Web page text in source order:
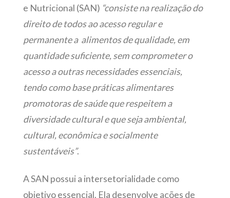
e Nutricional (SAN) “consiste narealização do
direito de todos ao acesso regular e
permanente a alimentos de qualidade, em
quantidade suficiente, sem comprometer o
acesso a outras necessidades essenciais,
tendo como base práticas alimentares
promotoras de saúde que respeitem a
diversidade cultural e que seja ambiental,
cultural, econômica e socialmente
sustentáveis”.
A SAN possui a intersetorialidade como
objetivo essencial. Ela desenvolve ações de